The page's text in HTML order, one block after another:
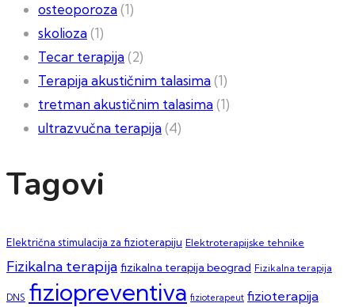
osteoporoza(1)
skolioza(1)
Tecar terapija(2)
Terapija akustičnim talasima(1)
tretman akustičnim talasima(1)
ultrazvučna terapija(4)
Tagovi
Električna stimulacija za fizioterapiju Elektroterapijske tehnike
Fizikalna terapija fizikalna terapija beograd Fizikalna terapija
DNS fiziopreventiva fizioterapeut fizioterapija